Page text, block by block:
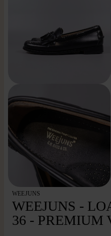
WEEJUNS
WEEJUNS -
36 - PREMIUM